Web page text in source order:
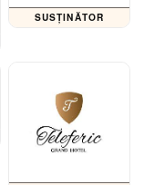
SUSȚINĂTOR